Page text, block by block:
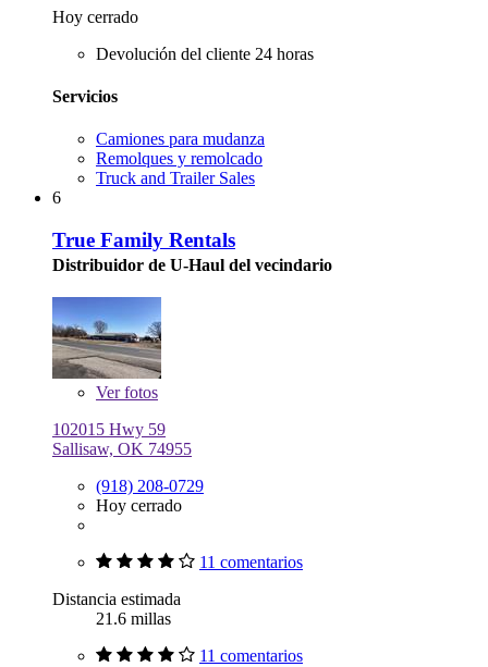
Hoy cerrado
Devolución del cliente 24 horas
Servicios
Camiones para mudanza
Remolques y remolcado
Truck and Trailer Sales
6
True Family Rentals
Distribuidor de U-Haul del vecindario
Verfotos
102015 Hwy 59
Sallisaw, OK 74955
(918) 208-0729
Hoy cerrado
11 comentarios
Distancia estimada
21.6 millas
11 comentarios